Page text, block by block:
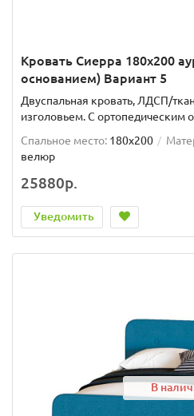
Кровать Сиерра 180х200
основанием) Вариант 5
Двуспальная кровать, ЛДСП/
изголовьем. C ортопедическим
Спальное место: 180x200
велюр
25880р.
Уведомить
В